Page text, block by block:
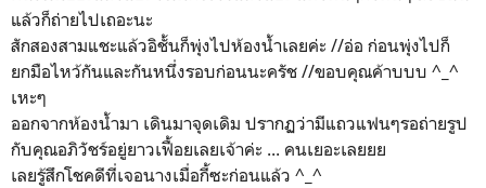
แล้วก็ถ่ายไปเถอะนะ
สักสองสามแชะแล้วอิชั้นก็พุ่งไปห้องน้ำเลยค่ะ //อ่อ ก่อนพุ่งไปก็
ยกมือไหว้กันและกันหนึ่งรอบก่อนนะครัช //ขอบคุณค้าบบบ ^_^
เหะๆ
ออกจากห้องน้ำมา เดินมาจุดเดิม ปรากฏว่ามีแถวแฟนๆรอถ่ายรูป
กับคุณอภิวัชร์อยู่ยาวเฟื้อยเลยเจ้าค่ะ ... คนเยอะเลยยย
เลยรู้สึกโชคดีที่เจอนางเมื่อกี้ซะก่อนแล้ว ^_^